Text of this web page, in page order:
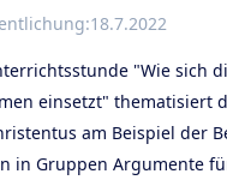
18.7.2022
"Wie sich
einsetzt" thematisiert
am Beispiel der
in Gruppen Argumente